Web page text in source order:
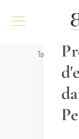
Tous les biens